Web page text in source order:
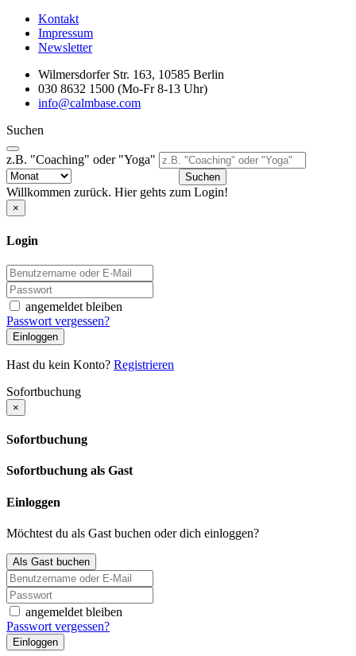
Kontakt
Impressum
Newsletter
Wilmersdorfer Str. 163, 10585 Berlin
030 8632 1500 (Mo-Fr 8-13 Uhr)
info@calmbase.com
Suchen
z.B. "Coaching" oder "Yoga"
Suchen
Willkommen zurück. Hier gehts zum Login!
×
Login
angemeldet bleiben
Passwort vergessen?
Einloggen
Hast du kein Konto? Registrieren
Sofortbuchung
×
Sofortbuchung
Sofortbuchung als Gast
Einloggen
Möchtest du als Gast buchen oder dich einloggen?
Als Gast buchen
angemeldet bleiben
Passwort vergessen?
Einloggen